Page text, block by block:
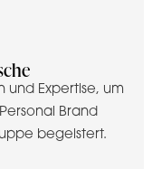
Expertise, um
Brand
begeistert.